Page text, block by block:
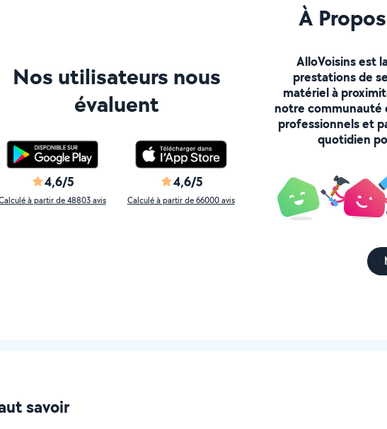
Nos utilisateurs nous
évaluent
4,6/5
à partir de 48803 avis
4,6/5
Calculé à partir de 66000 avis
À
AlloVoisins est
prestations de
matériel à
notre communauté
professionnels et
quotidien
savoir